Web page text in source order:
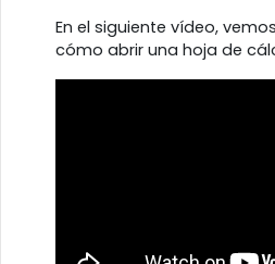
En el siguiente vídeo,
cómo abrir una hoja de